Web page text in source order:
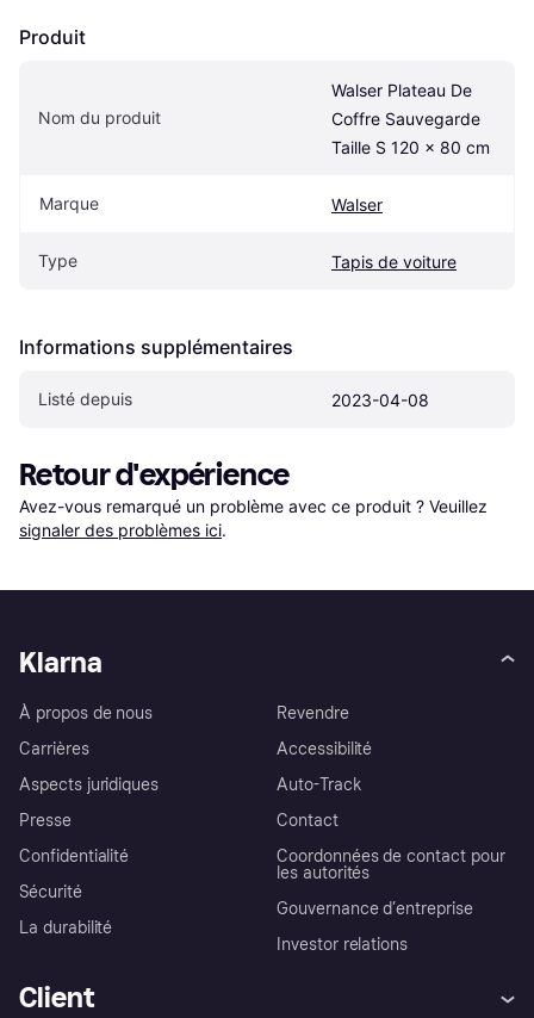
Produit
Nom du produit
Walser Plateau De
Coffre Sauvegarde
Taille S 120 x 80 cm
Marque Walser
Type Tapis de voiture
Informations supplémentaires
Listé depuis 2023-04-08
Retour d'expérience
Avez-vous remarqué un problème avec ce produit ? Veuillez
signaler des problèmes ici.
Klarna
À propos de nous
Carrières
Aspects juridiques
Presse
Confidentialité
Sécurité
La durabilité
Revendre
Accessibilité
Auto-Track
Contact
Coordonnées de contact pour
les autorités
Gouvernance d’entreprise
Investor relations
Client